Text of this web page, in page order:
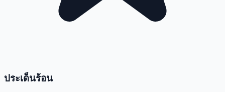
ประเด็นร้อน